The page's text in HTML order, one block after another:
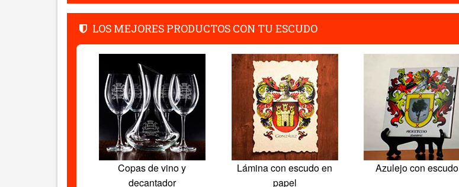
LOS MEJORES PRODUCTOS CON TU ESCUDO
Copas de vino y
decantador
Lámina con escudo en
papel
Azulejo con escudo